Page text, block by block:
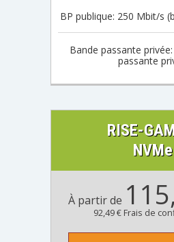
BP publique: 250 Mbit/s
Bande passante
passante
RISE-
NVMe
À partir de
92,49 € Frais de